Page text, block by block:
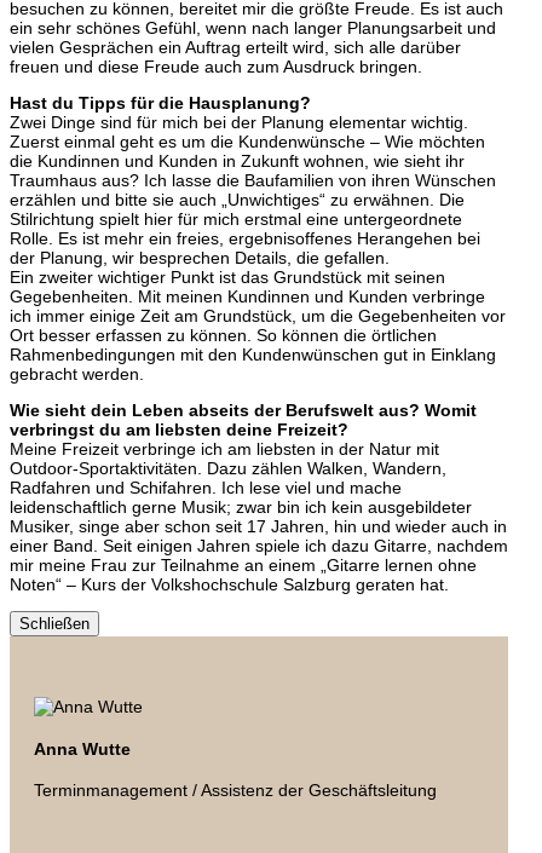
besuchen zu können, bereitet mir die größte Freude. Es ist auch
ein sehr schönes Gefühl, wenn nach langer Planungsarbeit und
vielen Gesprächen ein Auftrag erteilt wird, sich alle darüber
freuen und diese Freude auch zum Ausdruck bringen.
Hast du Tipps für die Hausplanung?
Zwei Dinge sind für mich bei der Planung elementar wichtig.
Zuerst einmal geht es um die Kundenwünsche – Wie möchten
die Kundinnen und Kunden in Zukunft wohnen, wie sieht ihr
Traumhaus aus? Ich lasse die Baufamilien von ihren Wünschen
erzählen und bitte sie auch „Unwichtiges“ zu erwähnen. Die
Stilrichtung spielt hier für mich erstmal eine untergeordnete
Rolle. Es ist mehr ein freies, ergebnisoffenes Herangehen bei
der Planung, wir besprechen Details, die gefallen.
Ein zweiter wichtiger Punkt ist das Grundstück mit seinen
Gegebenheiten. Mit meinen Kundinnen und Kunden verbringe
ich immer einige Zeit am Grundstück, um die Gegebenheiten vor
Ort besser erfassen zu können. So können die örtlichen
Rahmenbedingungen mit den Kundenwünschen gut in Einklang
gebracht werden.
Wie sieht dein Leben abseits der Berufswelt aus? Womit
verbringst du am liebsten deine Freizeit?
Meine Freizeit verbringe ich am liebsten in der Natur mit
Outdoor-Sportaktivitäten. Dazu zählen Walken, Wandern,
Radfahren und Schifahren. Ich lese viel und mache
leidenschaftlich gerne Musik; zwar bin ich kein ausgebildeter
Musiker, singe aber schon seit 17 Jahren, hin und wieder auch in
einer Band. Seit einigen Jahren spiele ich dazu Gitarre, nachdem
mir meine Frau zur Teilnahme an einem „Gitarre lernen ohne
Noten“ – Kurs der Volkshochschule Salzburg geraten hat.
Schließen
Anna Wutte
Terminmanagement / Assistenz der Geschäftsleitung